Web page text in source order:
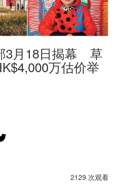
3月18日揭幕 草
万估价举
2129 次观看